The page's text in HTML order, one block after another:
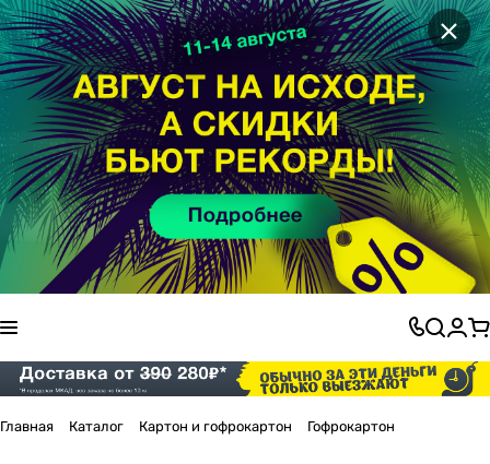
×
Главная Каталог Картон и гофрокартон Гофрокартон